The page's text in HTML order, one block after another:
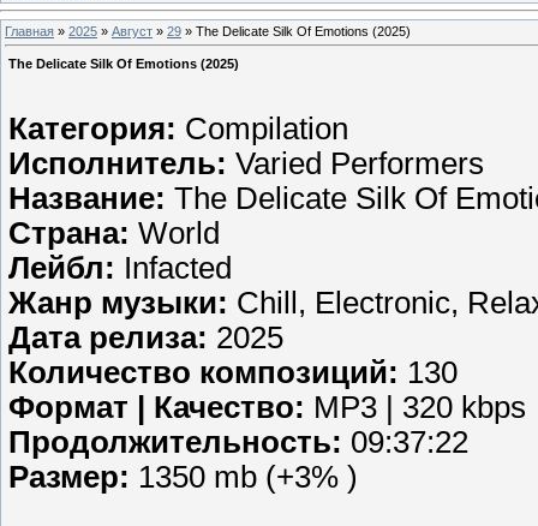
Главная » 2025 » Август » 29 » The Delicate Silk Of Emotions (2025)
The Delicate Silk Of Emotions (2025)
Категория: Compilation
Исполнитель: Varied Performers
Название: The Delicate Silk Of
Страна: World
Лейбл: Infacted
Жанр музыки: Chill, Electronic,
Дата релиза: 2025
Количество композиций: 130
Формат | Качество: MP3 | 320 kbps
Продолжительность: 09:37:22
Размер: 1350 mb (+3% )